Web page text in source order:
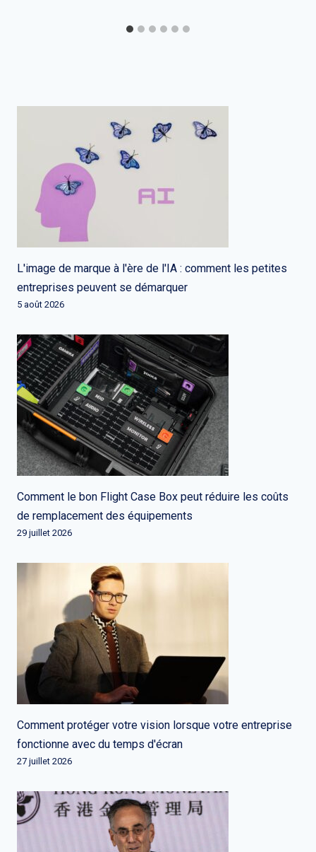
L'image de marque à l'ère de l'IA : comment les petites
entreprises peuvent se démarquer
5 août 2026
Comment le bon Flight Case Box peut réduire les coûts
de remplacement des équipements
29 juillet 2026
Comment protéger votre vision lorsque votre entreprise
fonctionne avec du temps d'écran
27 juillet 2026